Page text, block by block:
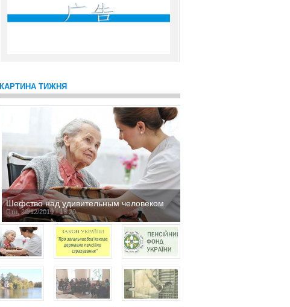
КАРТИНА ТИЖНЯ
Шефство над удивительным человеком
Птн, 20/12/2019 - 16:29